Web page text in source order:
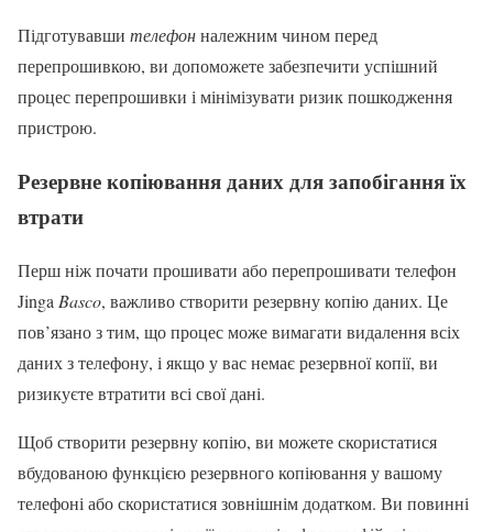
Підготувавши телефонналежним чином перед
перепрошивкою, ви допоможете забезпечити успішний
процес перепрошивки і мінімізувати ризик пошкодження
пристрою.
Резервне копіювання даних для запобігання їх
втрати
Перш ніж почати прошивати або перепрошивати телефон
Jinga Basco, важливо створити резервну копію даних. Це
пов’язано з тим, що процес може вимагати видалення всіх
даних з телефону, і якщо у вас немає резервної копії, ви
ризикуєте втратити всі свої дані.
Щоб створити резервну копію, ви можете скористатися
вбудованою функцією резервного копіювання у вашому
телефоні або скористатися зовнішнім додатком. Ви повинні